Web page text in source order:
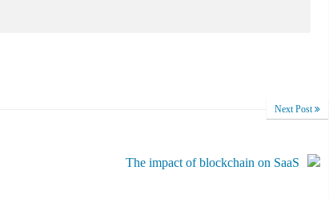
Next Post
The impact of blockchain on SaaS